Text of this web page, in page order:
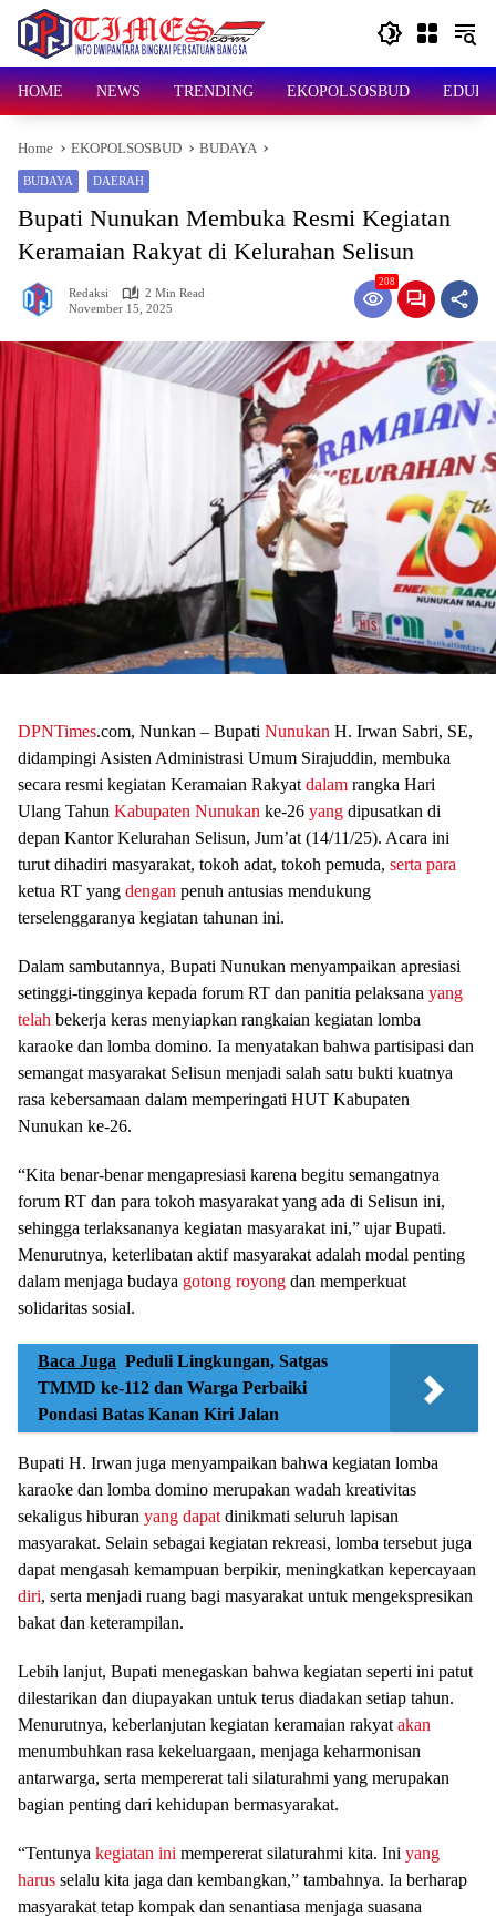
content
HOME NEWS TRENDING EKOPOLSOSBUD
Home EKOPOLSOSBUD BUDAYA
BUDAYA DAERAH
Bupati Nunukan Membuka Resmi Kegiatan
Keramaian Rakyat di Kelurahan Selisun
Redaksi
2 Min Read
November 15, 2025
208
DPNTimes.com, Nunkan – Bupati Nunukan H. Irwan Sabri, SE,
didampingi Asisten Administrasi Umum Sirajuddin, membuka
secara resmi kegiatan Keramaian Rakyat dalam rangka Hari
Ulang Tahun Kabupaten Nunukan ke-26 yang dipusatkan di
depan Kantor Kelurahan Selisun, Jum’at (14/11/25). Acara ini
turut dihadiri masyarakat, tokoh adat, tokoh pemuda, serta para
ketua RT yang dengan penuh antusias mendukung
terselenggaranya kegiatan tahunan ini.
Dalam sambutannya, Bupati Nunukan menyampaikan apresiasi
setinggi-tingginya kepada forum RT dan panitia pelaksana yang
telah bekerja keras menyiapkan rangkaian kegiatan lomba
karaoke dan lomba domino. Ia menyatakan bahwa partisipasi dan
semangat masyarakat Selisun menjadi salah satu bukti kuatnya
rasa kebersamaan dalam memperingati HUT Kabupaten
Nunukan ke-26.
“Kita benar-benar mengapresiasi karena begitu semangatnya
forum RT dan para tokoh masyarakat yang ada di Selisun ini,
sehingga terlaksananya kegiatan masyarakat ini,” ujar Bupati.
Menurutnya, keterlibatan aktif masyarakat adalah modal penting
dalam menjaga budaya gotong royong dan memperkuat
solidaritas sosial.
Baca Juga Peduli Lingkungan, Satgas
TMMD ke-112 dan Warga Perbaiki
Pondasi Batas Kanan Kiri Jalan
Bupati H. Irwan juga menyampaikan bahwa kegiatan lomba
karaoke dan lomba domino merupakan wadah kreativitas
sekaligus hiburan yang dapat dinikmati seluruh lapisan
masyarakat. Selain sebagai kegiatan rekreasi, lomba tersebut juga
dapat mengasah kemampuan berpikir, meningkatkan kepercayaan
diri, serta menjadi ruang bagi masyarakat untuk mengekspresikan
bakat dan keterampilan.
Lebih lanjut, Bupati menegaskan bahwa kegiatan seperti ini patut
dilestarikan dan diupayakan untuk terus diadakan setiap tahun.
Menurutnya, keberlanjutan kegiatan keramaian rakyat akan
menumbuhkan rasa kekeluargaan, menjaga keharmonisan
antarwarga, serta mempererat tali silaturahmi yang merupakan
bagian penting dari kehidupan bermasyarakat.
“Tentunya kegiatan ini mempererat silaturahmi kita. Ini yang
harus selalu kita jaga dan kembangkan,” tambahnya. Ia berharap
masyarakat tetap kompak dan senantiasa menjaga suasana